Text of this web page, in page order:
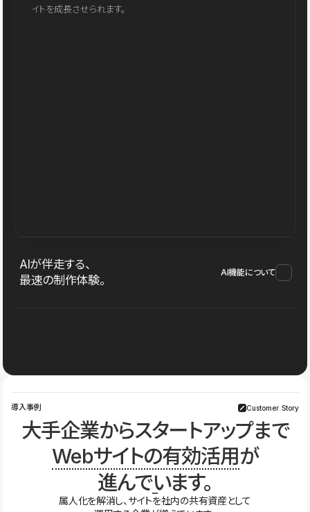
イトを成長させられます。
AIが伴走する、
最速の制作体験。
AI機能について
導入事例 Customer Story
大手企業からスタートアップまで
Webサイトの有効活用が
進んでいます。
属人化を解消し、サイトを社内の共有資産として